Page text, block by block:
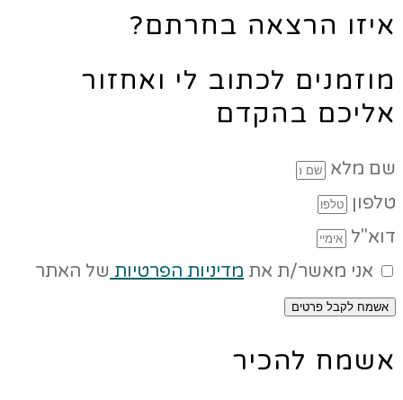
איזו הרצאה בחרתם?
מוזמנים לכתוב לי ואחזור
אליכם בהקדם
שם מלא
טלפון
דוא"ל
אני מאשר/ת את מדיניות הפרטיות של האתר
אשמח לקבל פרטים
אשמח להכיר